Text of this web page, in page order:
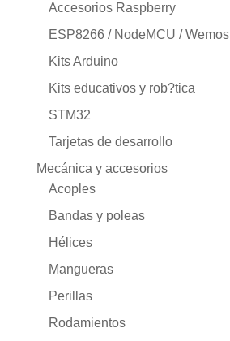
Accesorios Raspberry
ESP8266 / NodeMCU / Wemos
Kits Arduino
Kits educativos y rob?tica
STM32
Tarjetas de desarrollo
Mecánica y accesorios
Acoples
Bandas y poleas
Hélices
Mangueras
Perillas
Rodamientos